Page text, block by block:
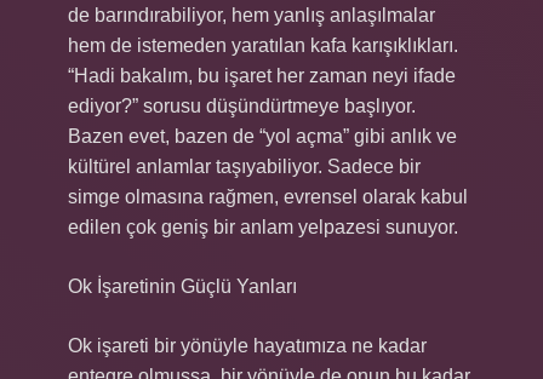
de barındırabiliyor, hem yanlış anlaşılmalar
hem de istemeden yaratılan kafa karışıklıkları.
“Hadi bakalım, bu işaret her zaman neyi ifade
ediyor?” sorusu düşündürtmeye başlıyor.
Bazen evet, bazen de “yol açma” gibi anlık ve
kültürel anlamlar taşıyabiliyor. Sadece bir
simge olmasına rağmen, evrensel olarak kabul
edilen çok geniş bir anlam yelpazesi sunuyor.
Ok İşaretinin Güçlü Yanları
Ok işareti bir yönüyle hayatımıza ne kadar